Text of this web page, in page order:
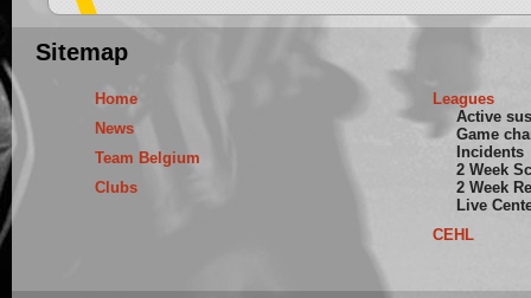
Sitemap
Home
News
Team Belgium
Clubs
Leagues
Active
Game
Incidents
2 Week
2 Week
Live
CEHL